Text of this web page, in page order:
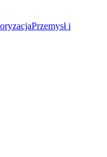
Przemysł i